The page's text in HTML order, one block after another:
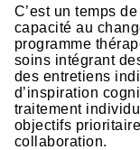
C’est un temps
capacité au
programme
soins intégrant
des entretiens
d’inspiration
traitement
objectifs
collaboration.